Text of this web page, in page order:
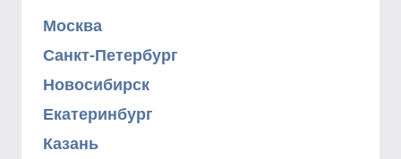
Москва
Санкт-Петербург
Новосибирск
Екатеринбург
Казань